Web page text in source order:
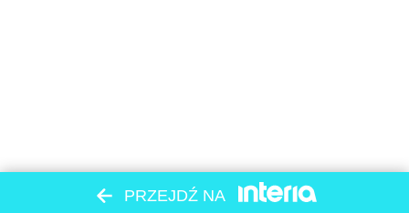
PRZEJDŹ NA